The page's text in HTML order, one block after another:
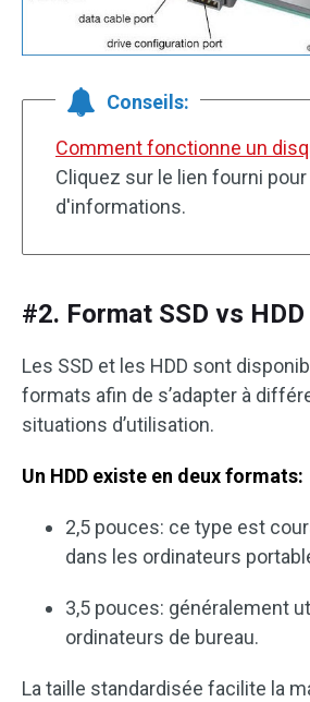
Conseils:
Comment fonctionne un
Cliquez sur le lien fourni
d'informations.
#2. Format SSD vs HDD
Les SSD et les HDD sont
formats afin de s’adapter à
situations d’utilisation.
Un HDD existe en deux formats:
2,5 pouces: ce type est
dans les ordinateurs
3,5 pouces: généralement
ordinateurs de bureau.
La taille standardisée facilite la